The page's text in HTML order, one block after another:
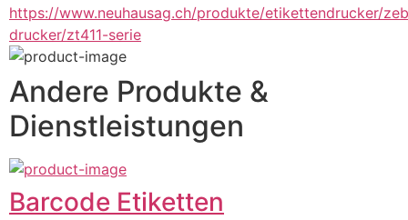
https://www.neuhausag.ch/produkte/etikettendrucker/
drucker/zt411-serie
Andere Produkte &
Dienstleistungen
Barcode Etiketten